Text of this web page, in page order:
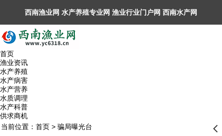
西南渔业网 水产养殖专业网 渔业行业门户网 ​西南水产网
丰祥渔业网 永川水花网，欢迎光临！
首页
渔业资讯
水产养殖
水产病害
水产营养
水质调理
水产科普
供求商机
当前位置： 首页> 骗局曝光台 󰊒